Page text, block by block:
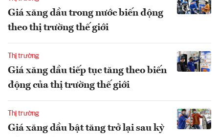
Giá xăng dầu trong nước biến động
theo thị trường thế giới
Thị trường
Giá xăng dầu tiếp tục tăng theo biến
động của thị trường thế giới
Thị trường
Giá xăng dầu bật tăng trở lại sau kỳ